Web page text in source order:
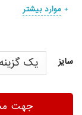
موارد بیشتر
سایز
جهت